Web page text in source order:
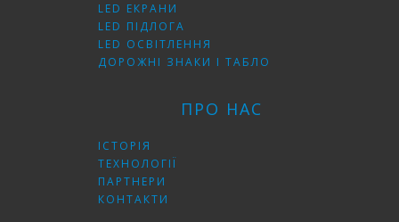
LED ЕКРАНИ
LED ПІДЛОГА
LED ОСВІТЛЕННЯ
ДОРОЖНІ ЗНАКИ І ТАБЛО
ПРО НАС
ІСТОРІЯ
ТЕХНОЛОГІЇ
ПАРТНЕРИ
КОНТАКТИ